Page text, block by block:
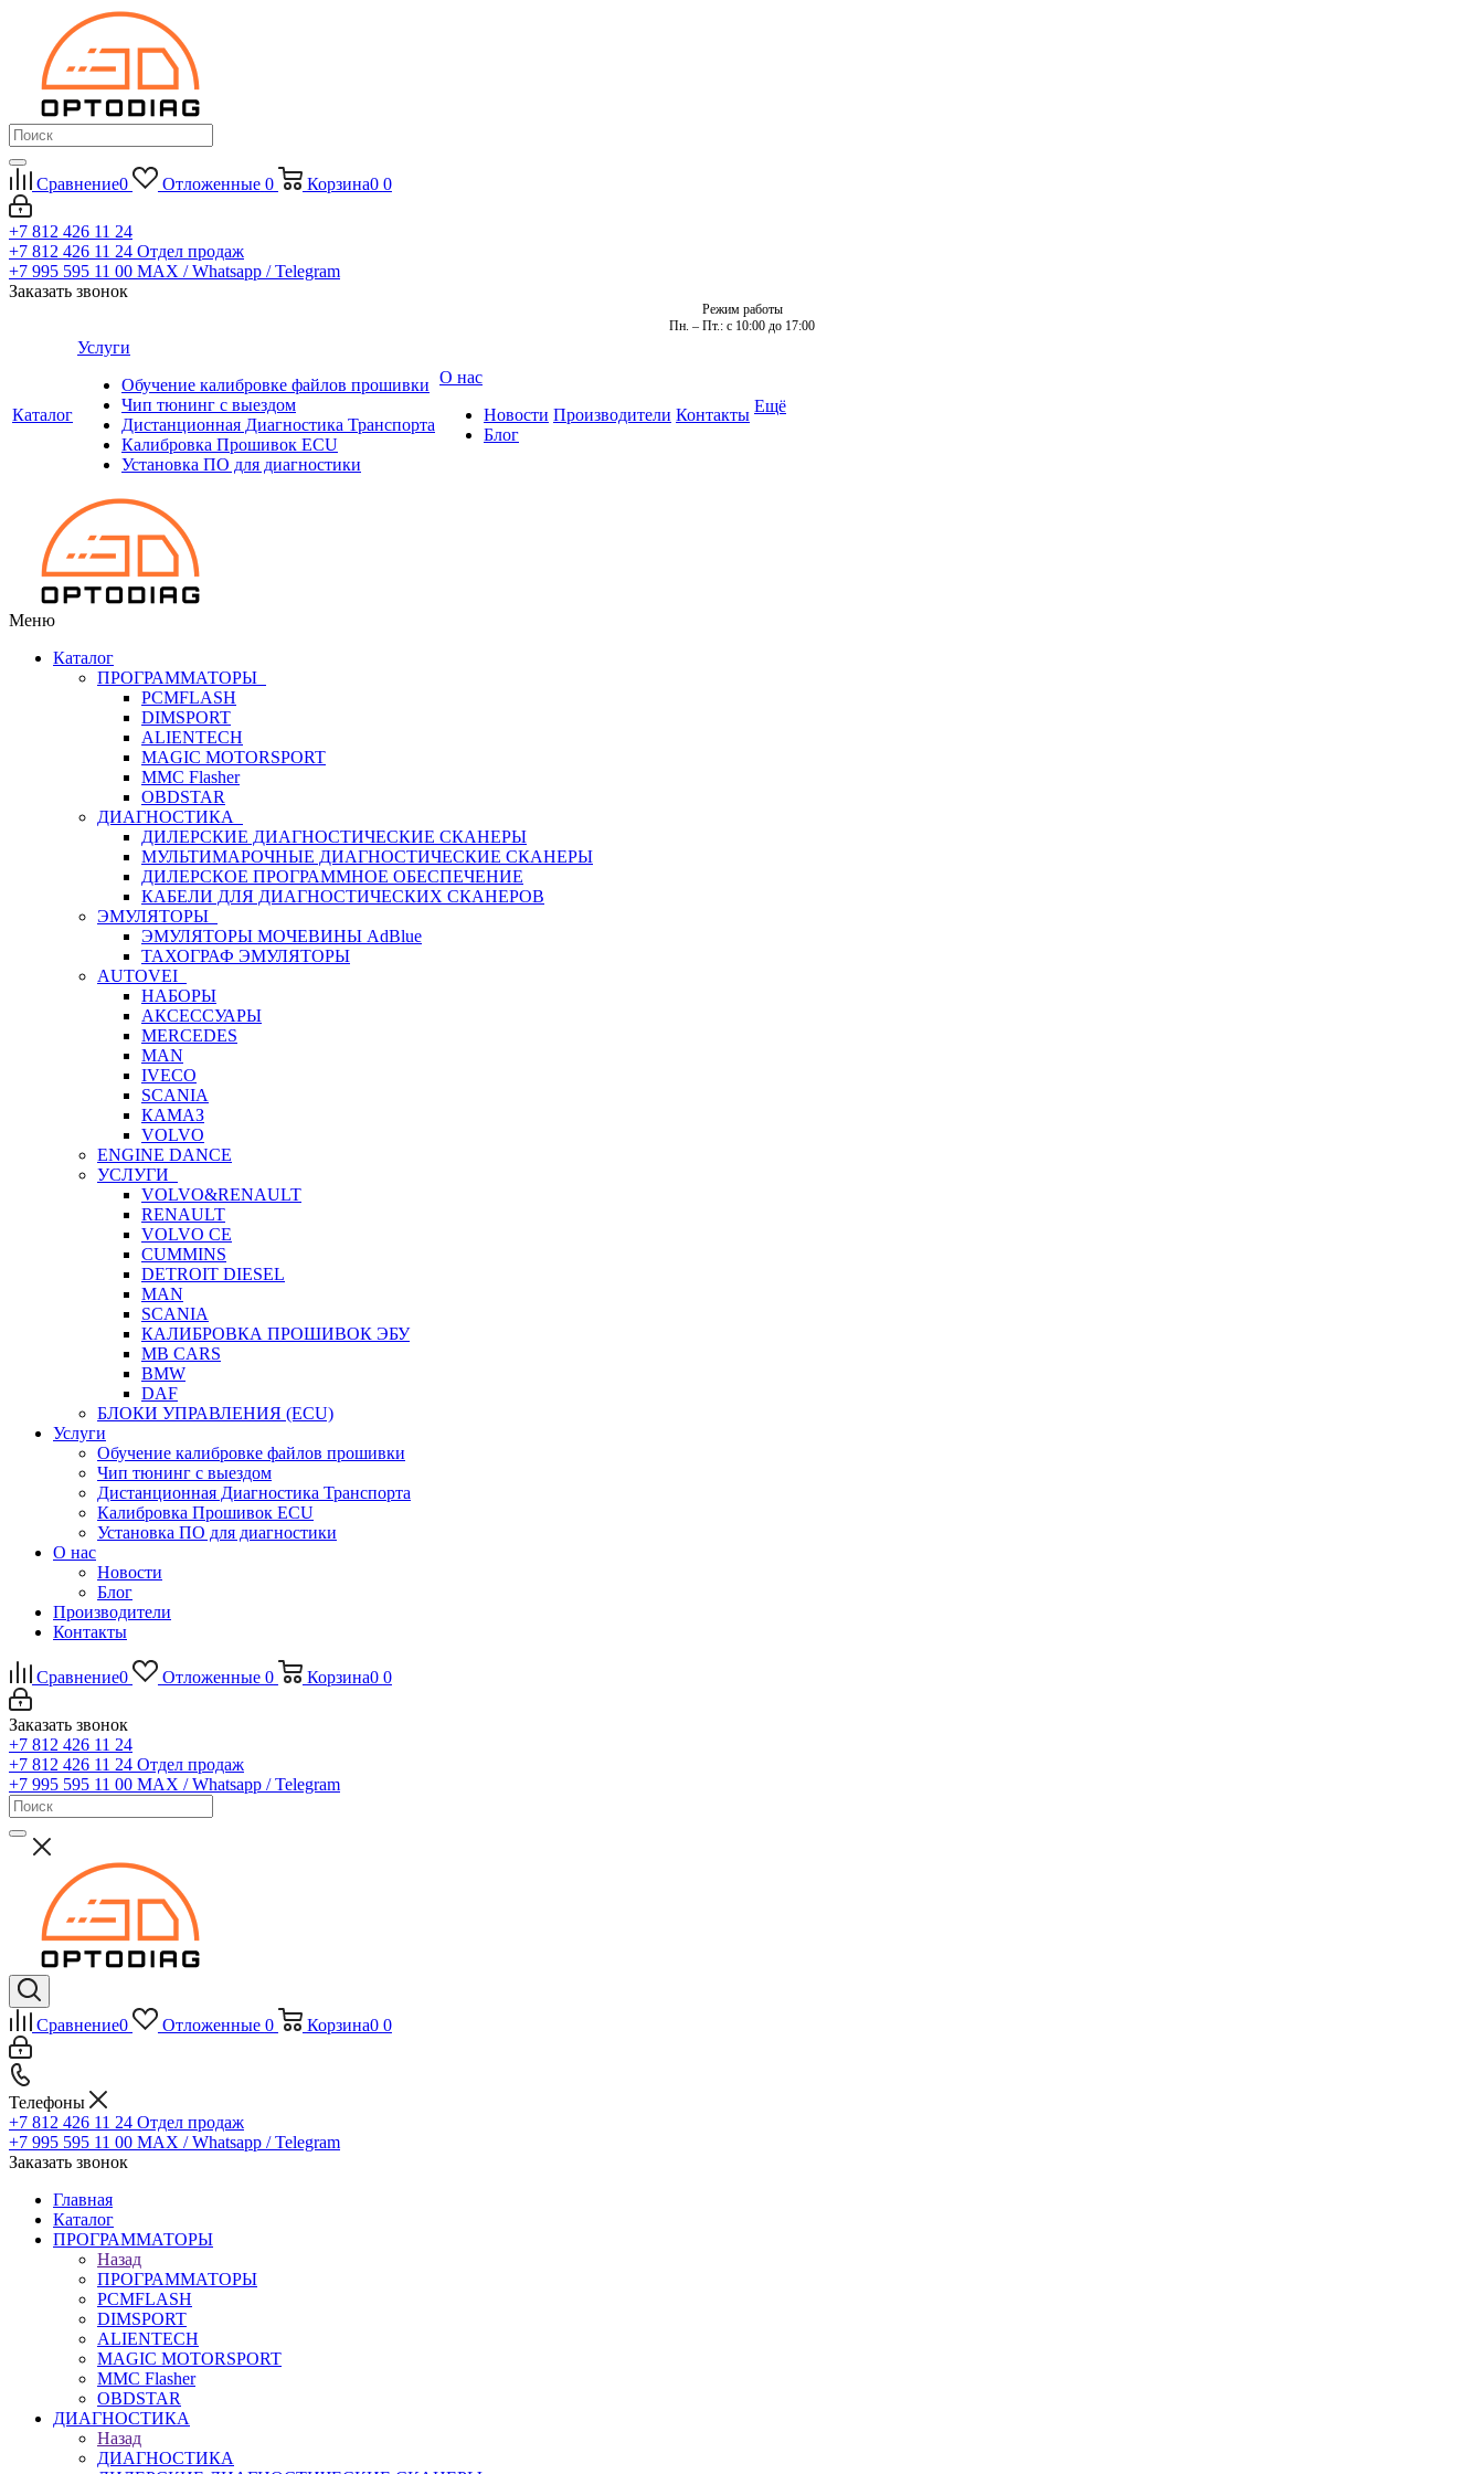
Сравнение0 Отложенные 0 Корзина0 0
+7 812 426 11 24
+7 812 426 11 24 Отдел продаж
+7 995 595 11 00 MAX / Whatsapp / Telegram
Заказать звонок
Режим работы
Пн. – Пт.: с 10:00 до 17:00
Каталог
Услуги
Обучение калибровке файлов прошивки
Чип тюнинг с выездом
Дистанционная Диагностика Транспорта
Калибровка Прошивок ECU
Установка ПО для диагностики
О нас
Новости
Блог
Производители Контакты Ещё
Меню
Каталог
ПРОГРАММАТОРЫ
PCMFLASH
DIMSPORT
ALIENTECH
MAGIC MOTORSPORT
MMC Flasher
OBDSTAR
ДИАГНОСТИКА
ДИЛЕРСКИЕ ДИАГНОСТИЧЕСКИЕ СКАНЕРЫ
МУЛЬТИМАРОЧНЫЕ ДИАГНОСТИЧЕСКИЕ СКАНЕРЫ
ДИЛЕРСКОЕ ПРОГРАММНОЕ ОБЕСПЕЧЕНИЕ
КАБЕЛИ ДЛЯ ДИАГНОСТИЧЕСКИХ СКАНЕРОВ
ЭМУЛЯТОРЫ
ЭМУЛЯТОРЫ МОЧЕВИНЫ АdBlue
ТАХОГРАФ ЭМУЛЯТОРЫ
AUTOVEI
НАБОРЫ
АКСЕССУАРЫ
MERCEDES
MAN
IVECO
SCANIA
КАМАЗ
VOLVO
ENGINE DANCE
УСЛУГИ
VOLVO&RENAULT
RENAULT
VOLVO CE
CUMMINS
DETROIT DIESEL
MAN
SCANIA
КАЛИБРОВКА ПРОШИВОК ЭБУ
MB CARS
BMW
DAF
БЛОКИ УПРАВЛЕНИЯ (ECU)
Услуги
Обучение калибровке файлов прошивки
Чип тюнинг с выездом
Дистанционная Диагностика Транспорта
Калибровка Прошивок ECU
Установка ПО для диагностики
О нас
Новости
Блог
Производители
Контакты
Сравнение0 Отложенные 0 Корзина0 0
Заказать звонок
+7 812 426 11 24
+7 812 426 11 24 Отдел продаж
+7 995 595 11 00 MAX / Whatsapp / Telegram
Сравнение0 Отложенные 0 Корзина0 0
Телефоны
+7 812 426 11 24 Отдел продаж
+7 995 595 11 00 MAX / Whatsapp / Telegram
Заказать звонок
Главная
Каталог
ПРОГРАММАТОРЫ
Назад
ПРОГРАММАТОРЫ
PCMFLASH
DIMSPORT
ALIENTECH
MAGIC MOTORSPORT
MMC Flasher
OBDSTAR
ДИАГНОСТИКА
Назад
ДИАГНОСТИКА